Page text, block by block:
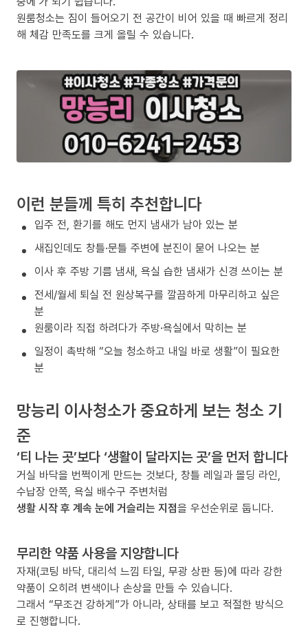
원룸청소는 짐이 들어오기 전 공간이 비어 있을 때 빠르게 정리
해 체감 만족도를 크게 올릴 수 있습니다.
이런 분들께 특히 추천합니다
입주 전, 환기를 해도 먼지 냄새가 남아 있는 분
새집인데도 창틀·문틀 주변에 분진이 묻어 나오는 분
이사 후 주방 기름 냄새, 욕실 습한 냄새가 신경 쓰이는 분
전세/월세 퇴실 전 원상복구를 깔끔하게 마무리하고 싶은
분
원룸이라 직접 하려다가 주방·욕실에서 막히는 분
일정이 촉박해 “오늘 청소하고 내일 바로 생활”이 필요한
분
망능리 이사청소가 중요하게 보는 청소 기
준
‘티 나는 곳’보다 ‘생활이 달라지는 곳’을 먼저 합니다
거실 바닥을 번쩍이게 만드는 것보다, 창틀 레일과 몰딩 라인,
수납장 안쪽, 욕실 배수구 주변처럼
생활 시작 후 계속 눈에 거슬리는 지점을 우선순위로 둡니다.
무리한 약품 사용을 지양합니다
자재(코팅 바닥, 대리석 느낌 타일, 무광 상판 등)에 따라 강한
약품이 오히려 변색이나 손상을 만들 수 있습니다.
그래서 “무조건 강하게”가 아니라, 상태를 보고 적절한 방식으
로 진행합니다.